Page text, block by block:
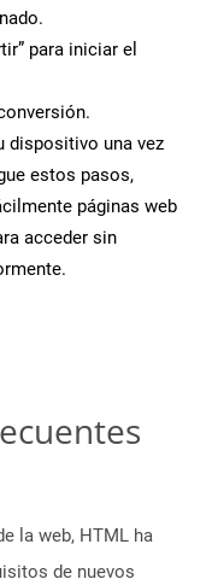
para iniciar el
dispositivo una vez
estos pasos,
páginas web
acceder sin
la web, HTML ha
de nuevos